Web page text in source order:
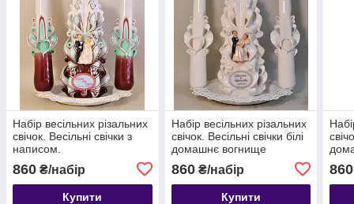
Набір весільних різальних
свічок. Весільні свічки з
написом.
860 ₴/набір
Купити
Набір весільних різальних
свічок. Весільні свічки білі
домашнє вогнище
860₴/набір
Купити
860